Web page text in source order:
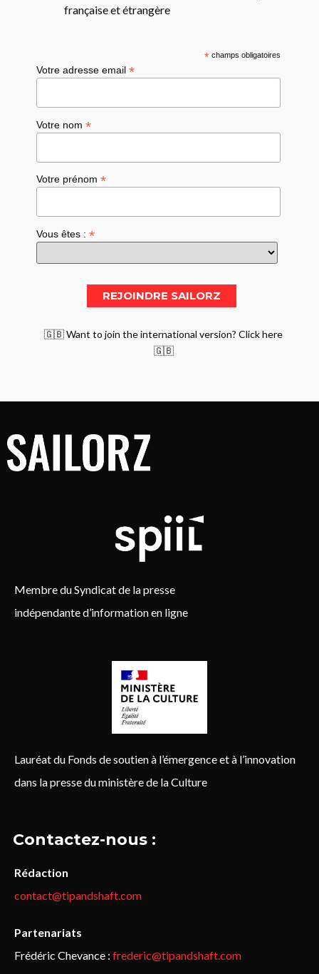
française et étrangère
*champs obligatoires
Votre adresse email*
Votre nom*
Votre prénom*
Vous êtes :*
🇬🇧 Want to join the international version? Click here
🇬🇧
Membre du Syndicat de la presse
indépendante d’information en ligne
Lauréat du Fonds de soutien à l’émergence et à l’innovation
dans la presse du ministère de la Culture
Contactez-nous :
Rédaction
contact@tipandshaft.com
Partenariats
Frédéric Chevance : frederic@tipandshaft.com